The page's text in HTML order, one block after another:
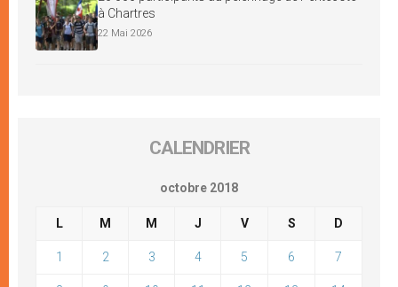
à Chartres
22 Mai 2026
CALENDRIER
octobre 2018
L M M J V S D
1 2 3 4 5 6 7